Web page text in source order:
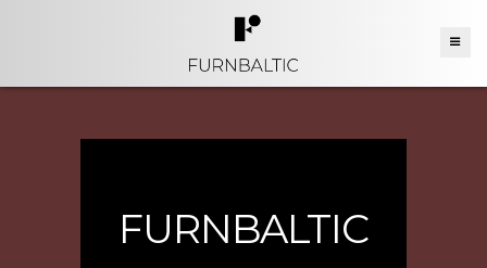
FURNBALTIC